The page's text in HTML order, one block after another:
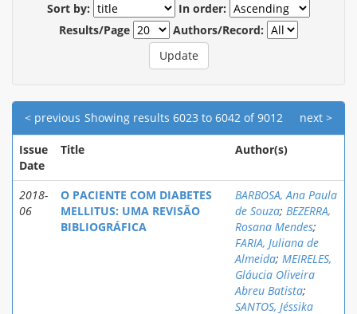
Sort by:
In order:
Results/Page
Authors/Record:
Showing results 6023 to 6042 of 9012
< previous next >
Issue
Date
Title Author(s)
2018-
06
O PACIENTE COM DIABETES
MELLITUS: UMA REVISÃO
BIBLIOGRÁFICA
BARBOSA, Ana Paula
de Souza; BEZERRA,
Rosana Mendes;
FARIA, Juliana de
Almeida; MEIRELES,
Gláucia Oliveira
Abreu Batista;
SANTOS, Jéssika